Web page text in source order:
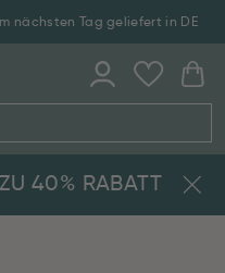
nächsten Tag geliefert in DE
40% RABATT